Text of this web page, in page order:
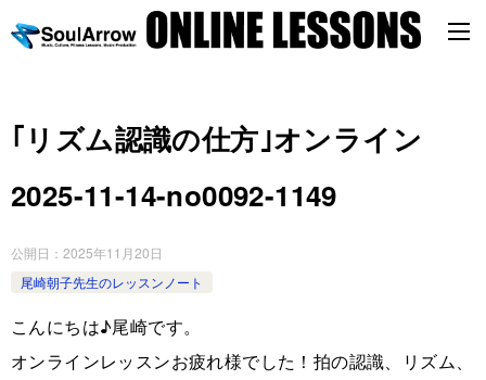
｢リズム認識の仕方｣オンライン
2025-11-14-no0092-1149
公開日： 2025年11月20日
尾崎朝子先生のレッスンノート
こんにちは♪尾崎です。
オンラインレッスンお疲れ様でした！拍の認識、リズム、